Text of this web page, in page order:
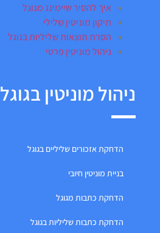
איך להסיר שיימינג מגוגל
תיקון מוניטין שלילי
הסרת תוצאות שליליות בגוגל
ניהול מוניטין פרטי
ניהול מוניטין בגוגל
הדחקת אזכורים שליליים בגוגל
בניית מוניטין חיובי
הדחקת כתבות מגוגל
הדחקת כתבות שליליות בגוגל